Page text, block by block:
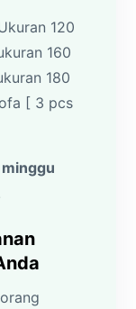
120
160
180
[ 3 pcs